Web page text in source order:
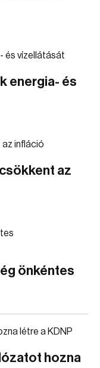
energia- és
az
önkéntes
hozna